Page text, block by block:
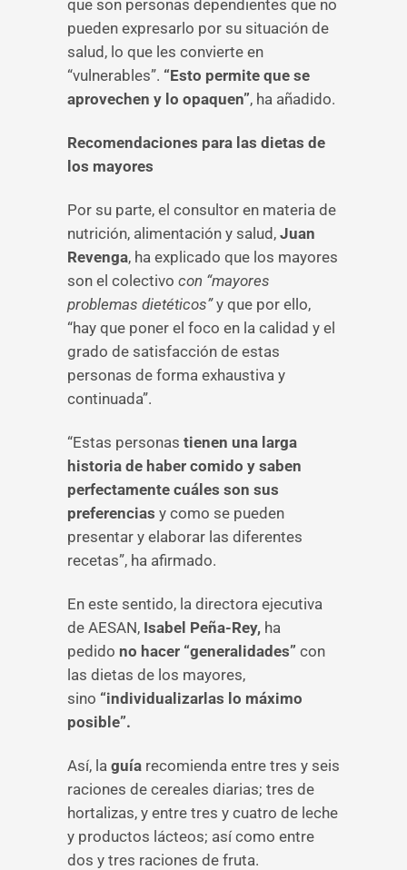
que son personas dependientes que no
pueden expresarlo por su situación de
salud, lo que les convierte en
“vulnerables”. “Esto permite que se
aprovechen y lo opaquen”, ha añadido.
Recomendaciones para las dietas de
los mayores
Por su parte, el consultor en materia de
nutrición, alimentación y salud, Juan
Revenga, ha explicado que los mayores
son el colectivo con “mayores
problemas dietéticos”y que por ello,
“hay que poner el foco en la calidad y el
grado de satisfacción de estas
personas de forma exhaustiva y
continuada”.
“Estas personas tienen una larga
historia de haber comido y saben
perfectamente cuáles son sus
preferencias y como se pueden
presentar y elaborar las diferentes
recetas”, ha afirmado.
En este sentido, la directora ejecutiva
de AESAN, Isabel Peña-Rey, ha
pedido no hacer “generalidades” con
las dietas de los mayores,
sino “individualizarlas lo máximo
posible”.
Así, la guía recomienda entre tres y seis
raciones de cereales diarias; tres de
hortalizas, y entre tres y cuatro de leche
y productos lácteos; así como entre
dos y tres raciones de fruta.